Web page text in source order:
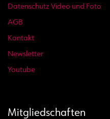
Datenschutz Video und Foto
AGB
Kontakt
Newsletter
Youtube
Mitgliedschaften